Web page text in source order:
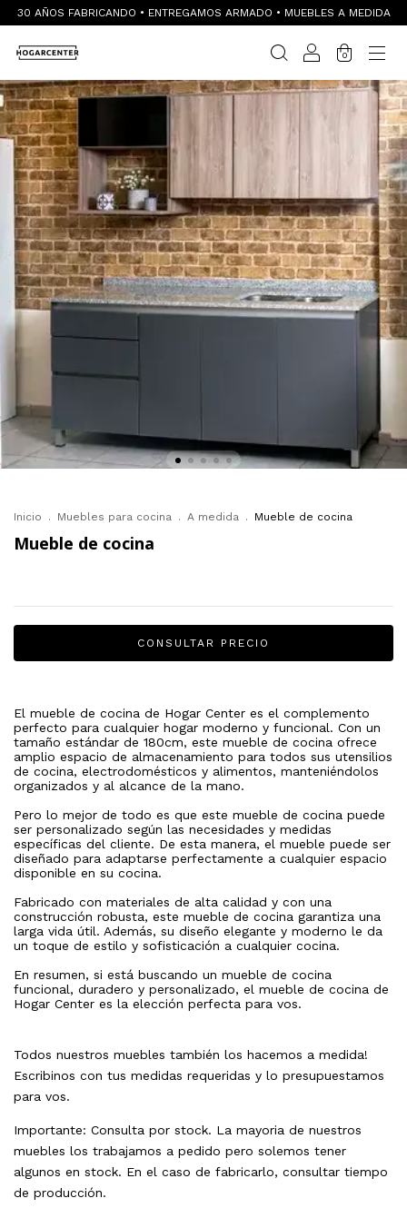
30 AÑOS FABRICANDO • ENTREGAMOS ARMADO • MUEBLES A MEDIDA
0
Inicio . Muebles para cocina . A medida . Mueble de cocina
Mueble de cocina
El mueble de cocina de Hogar Center es el complemento
perfecto para cualquier hogar moderno y funcional. Con un
tamaño estándar de 180cm, este mueble de cocina ofrece
amplio espacio de almacenamiento para todos sus utensilios
de cocina, electrodomésticos y alimentos, manteniéndolos
organizados y al alcance de la mano.
Pero lo mejor de todo es que este mueble de cocina puede
ser personalizado según las necesidades y medidas
específicas del cliente. De esta manera, el mueble puede ser
diseñado para adaptarse perfectamente a cualquier espacio
disponible en su cocina.
Fabricado con materiales de alta calidad y con una
construcción robusta, este mueble de cocina garantiza una
larga vida útil. Además, su diseño elegante y moderno le da
un toque de estilo y sofisticación a cualquier cocina.
En resumen, si está buscando un mueble de cocina
funcional, duradero y personalizado, el mueble de cocina de
Hogar Center es la elección perfecta para vos.
Todos nuestros muebles también los hacemos a medida!
Escribinos con tus medidas requeridas y lo presupuestamos
para vos.
Importante: Consulta por stock. La mayoria de nuestros
muebles los trabajamos a pedido pero solemos tener
algunos en stock. En el caso de fabricarlo, consultar tiempo
de producción.